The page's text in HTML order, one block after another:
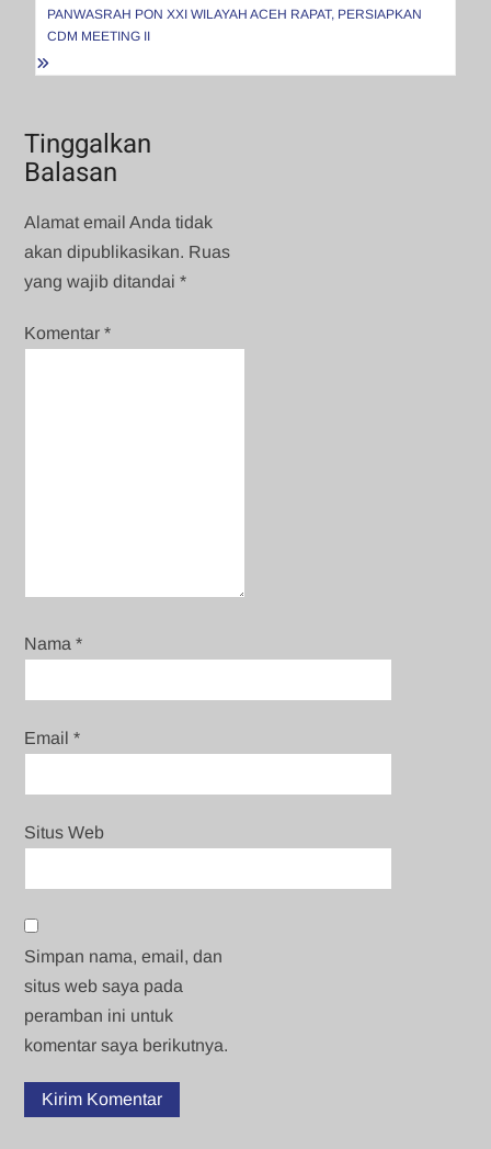
PANWASRAH PON XXI WILAYAH ACEH RAPAT, PERSIAPKAN
CDM MEETING II
Tinggalkan
Balasan
Alamat email Anda tidak
akan dipublikasikan. Ruas
yang wajib ditandai*
Komentar*
Nama*
Email*
Situs Web
Simpan nama, email, dan
situs web saya pada
peramban ini untuk
komentar saya berikutnya.